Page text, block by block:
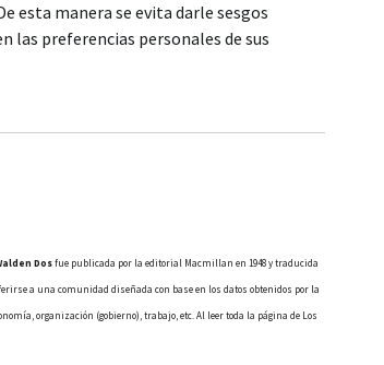
esta manera se evita darle sesgos
las preferencias personales de sus
Dosfue publicada por la editorial Macmillan en 1948 y traducida
a una comunidad diseñada con base en los datos obtenidos por la
organización (gobierno), trabajo, etc. Al leer toda la página de Los